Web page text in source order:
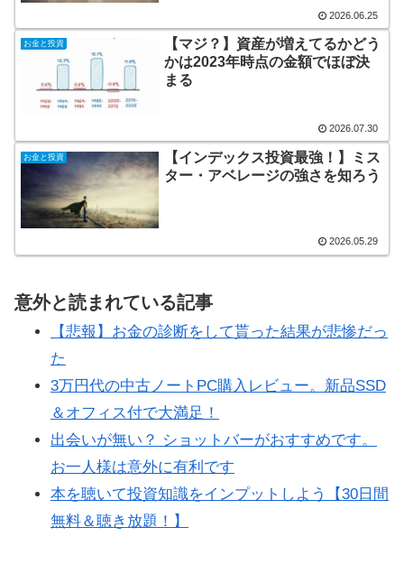
2026.06.25
お金と投資
【マジ？】資産が増えてるかどう
かは2023年時点の金額でほぼ決
まる
2026.07.30
お金と投資
【インデックス投資最強！】ミス
ター・アベレージの強さを知ろう
2026.05.29
意外と読まれている記事
【悲報】お金の診断をして貰った結果が悲惨だっ
た
3万円代の中古ノートPC購入レビュー。新品SSD
＆オフィス付で大満足！
出会いが無い？ ショットバーがおすすめです。
お一人様は意外に有利です
本を聴いて投資知識をインプットしよう【30日間
無料＆聴き放題！】